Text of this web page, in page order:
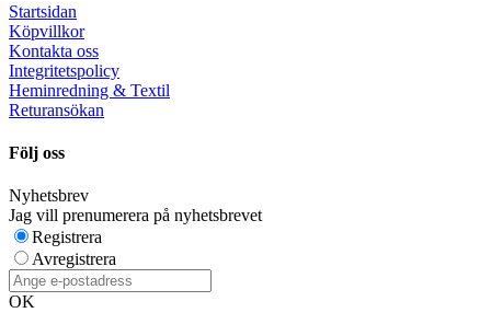
Startsidan
Köpvillkor
Kontakta oss
Integritetspolicy
Heminredning & Textil
Returansökan
Följ oss
Nyhetsbrev
Jag vill prenumerera på nyhetsbrevet
Registrera
Avregistrera
OK